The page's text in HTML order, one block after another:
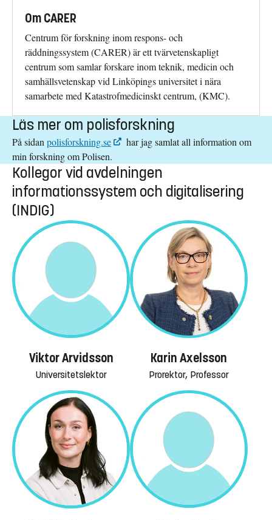
Om CARER
Centrum för forskning inom respons- och
räddningssystem (CARER) är ett tvärvetenskapligt
centrum som samlar forskare inom teknik, medicin och
samhällsvetenskap vid Linköpings universitet i nära
samarbete med Katastrofmedicinskt centrum, (KMC).
Läs mer om polisforskning
På sidan polisforskning.se
har jag samlat all information om
min forskning om Polisen.
Kollegor vid avdelningen
informationssystem och digitalisering
(INDIG)
Viktor Arvidsson
Universitetslektor
Karin Axelsson
Prorektor, Professor